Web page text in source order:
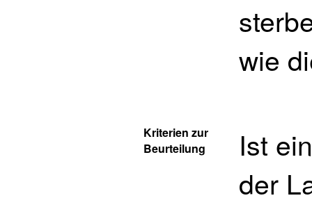
wie
Kriterien zur
Beurteilung
Ist
der